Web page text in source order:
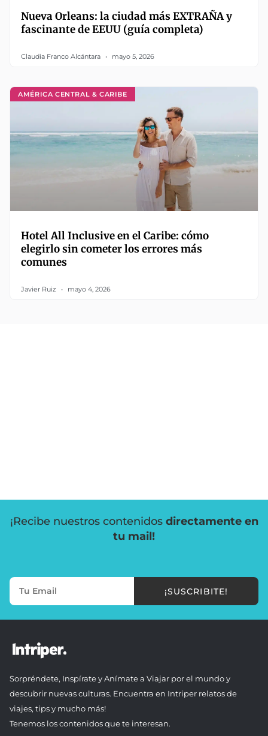
Nueva Orleans: la ciudad más EXTRAÑA y
fascinante de EEUU (guía completa)
Claudia Franco Alcántara mayo 5, 2026
AMÉRICA CENTRAL & CARIBE
Hotel All Inclusive en el Caribe: cómo
elegirlo sin cometer los errores más
comunes
Javier Ruiz mayo 4, 2026
¡Recibe nuestros contenidos directamente en
tu mail!
¡SUSCRIBITE!
Sorpréndete, Inspírate y Anímate a Viajar por el mundo y
descubrir nuevas culturas. Encuentra en Intriper relatos de
viajes, tips y mucho más!
Tenemos los contenidos que te interesan.